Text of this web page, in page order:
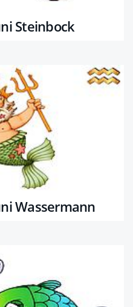
Steinbock
Wassermann